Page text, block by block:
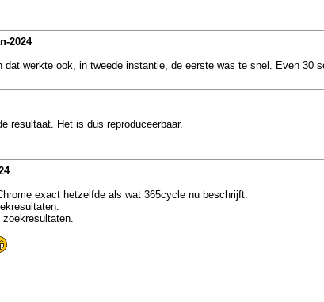
2024
dat werkte ook, in tweede instantie, de eerste was te snel. Even 30
resultaat. Het is dus reproduceerbaar.
exact hetzelfde als wat 365cycle nu beschrijft.